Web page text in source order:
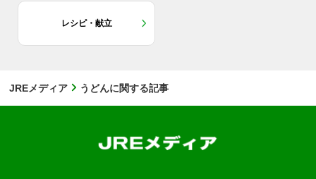
レシピ・献立
JREメディア うどんに関する記事